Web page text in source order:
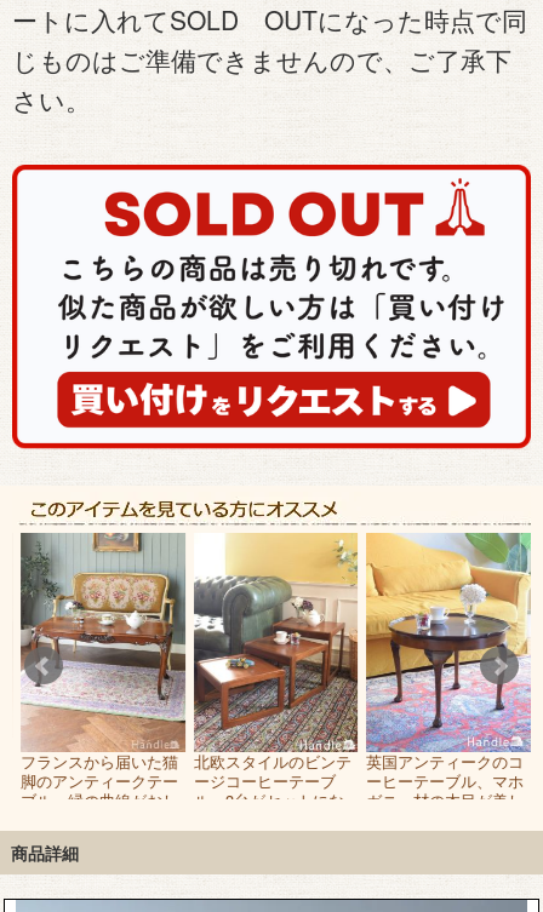
ートに入れてSOLD OUTになった時点で同
じものはご準備できませんので、ご了承下
さい。
フランスから届いた猫
脚のアンティークテー
ブル、縁の曲線がおし
ル
北欧スタイルのビンテ
ージコーヒーテーブ
ル、3台がセットにな
テーブル
英国アンティークのコ
ーヒーテーブル、マホ
ガニー材の木目が美し
商品詳細